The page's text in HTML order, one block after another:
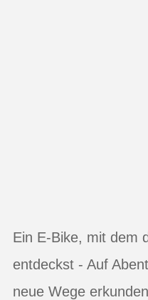
Ein E-Bike, mit dem
entdeckst - Auf
neue Wege